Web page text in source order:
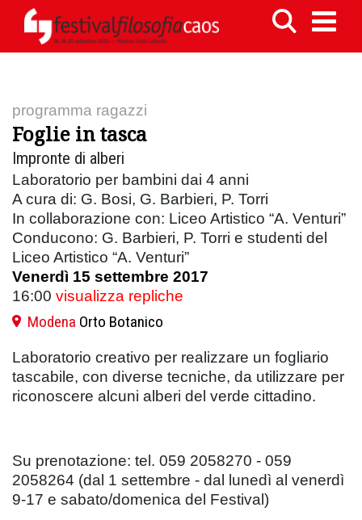
programma ragazzi
Foglie in tasca
Impronte di alberi
Laboratorio per bambini dai 4 anni
A cura di: G. Bosi, G. Barbieri, P. Torri
In collaborazione con: Liceo Artistico “A. Venturi”
Conducono: G. Barbieri, P. Torri e studenti del
Liceo Artistico “A. Venturi”
Venerdì 15 settembre 2017
16:00 visualizza repliche
Modena Orto Botanico
Laboratorio creativo per realizzare un fogliario
tascabile, con diverse tecniche, da utilizzare per
riconoscere alcuni alberi del verde cittadino.
Su prenotazione: tel. 059 2058270 - 059
2058264 (dal 1 settembre - dal lunedì al venerdì
9-17 e sabato/domenica del Festival)